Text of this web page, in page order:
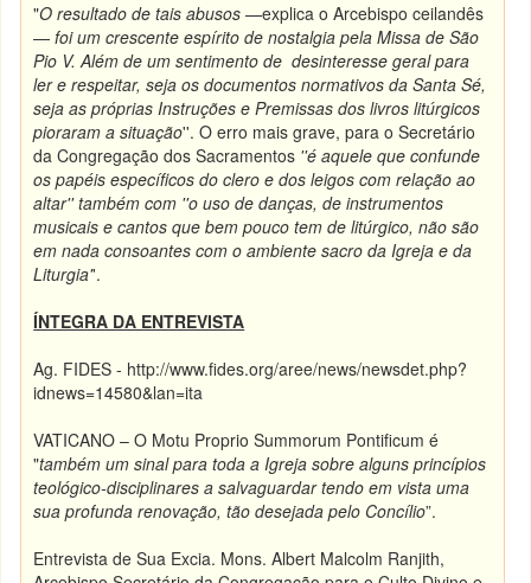
"O resultado de tais abusos —explica o Arcebispo ceilandês
—foi um crescente espírito de nostalgia pela Missa de São
Pio V. Além de um sentimento de desinteresse geral para
ler e respeitar, seja os documentos normativos da Santa Sé,
seja as próprias Instruções e Premissas dos livros litúrgicos
pioraram a situação''. O erro mais grave, para o Secretário
da Congregação dos Sacramentos ''é aquele que confunde
os papéis específicos do clero e dos leigos com relação ao
altar'' também com ''o uso de danças, de instrumentos
musicais e cantos que bem pouco tem de litúrgico, não são
em nada consoantes com o ambiente sacro da Igreja e da
Liturgia''.
ÍNTEGRA DA ENTREVISTA
Ag. FIDES - http://www.fides.org/aree/news/newsdet.php?
idnews=14580&lan=ita
VATICANO – O Motu Proprio Summorum Pontificum é
"também um sinal para toda a Igreja sobre alguns princípios
teológico-disciplinares a salvaguardar tendo em vista uma
sua profunda renovação, tão desejada pelo Concílio”.
Entrevista de Sua Excia. Mons. Albert Malcolm Ranjith,